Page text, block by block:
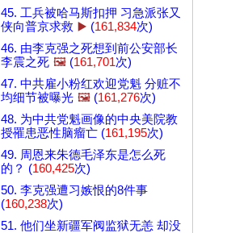
45. 工兵被哈马斯扣押 习急派张又
侠向普京求救 ▶️ (161,834次)
46. 由李克强之死想到前公安部长
李震之死 🖼️ (161,701次)
47. 中共雇小粉红欢迎党魁 分赃不
均细节被曝光 🖼️ (161,276次)
48. 为中共党魁画像的中央美院教
授罹患恶性脑瘤亡 (161,195次)
49. 周恩来朱德毛泽东是怎么死
的？ (160,425次)
50. 李克强遭习嫉恨的8件事
(160,238次)
51. 他们坐新疆军阀监狱无恙 却没